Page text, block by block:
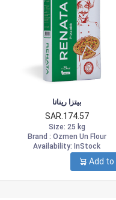
بيتزا ريناتا
SAR.174.57
Size: 25 kg
Brand : Ozmen Un Flour
Availability: InStock
Add to